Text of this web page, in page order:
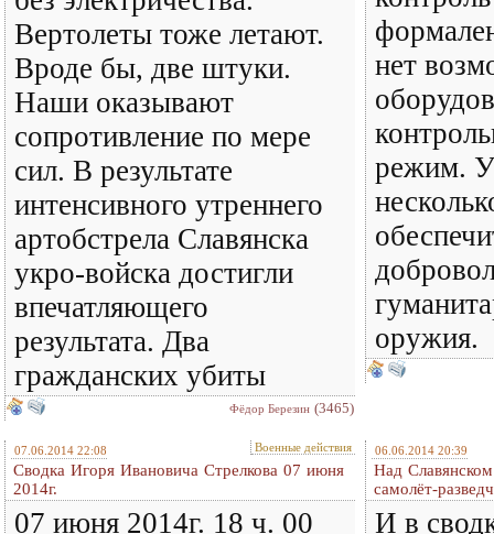
Вертолеты тоже летают.
Вроде бы, две штуки.
Наши оказывают
сопротивление по мере
сил. В результате
интенсивного утреннего
артобстрела Славянска
укро-войска достигли
впечатляющего
результата. Два
гражданских убиты
Фёдор Березин (3465)
нет
режим. У
оружия.
07.06.2014 22:08 Военные действия
Сводка Игоря Ивановича Стрелкова 07 июня
2014г.
07 июня 2014г. 18 ч. 00
06.06.2014 20:39
Над
самолёт-
И в